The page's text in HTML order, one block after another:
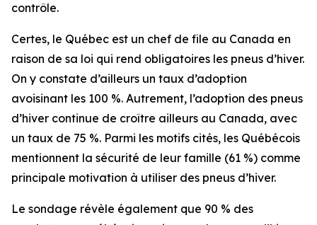
contrôle.
Certes, le Québec est un chef de file au Canada en
raison de sa loi qui rend obligatoires les pneus d’hiver.
On y constate d’ailleurs un taux d’adoption
avoisinant les 100 %. Autrement, l’adoption des pneus
d’hiver continue de croître ailleurs au Canada, avec
un taux de 75 %. Parmi les motifs cités, les Québécois
mentionnent la sécurité de leur famille (61 %) comme
principale motivation à utiliser des pneus d’hiver.
Le sondage révèle également que 90 % des